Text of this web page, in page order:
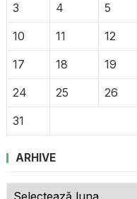
3
4 5
10
11 12
17
18 19
24
25 26
31
ARHIVE
Arhive